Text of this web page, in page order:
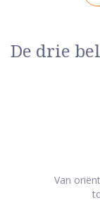
De drie
Van